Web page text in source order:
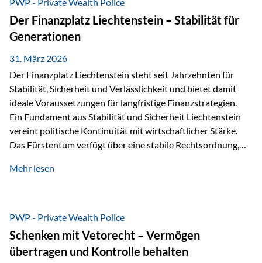
heißt das:Diese Gelder gehören im Konkursfall nicht zur
allgemeinen Konkursmasse, sondern werden ausschließlich
zur Erfüllung…
Der Finanzplatz Liechtenstein – Stabilität für
Generationen
31. März 2026
Der Finanzplatz Liechtenstein steht seit Jahrzehnten für
Stabilität, Sicherheit und Verlässlichkeit und bietet damit
ideale Voraussetzungen für langfristige Finanzstrategien.
Ein Fundament aus Stabilität und Sicherheit Liechtenstein
vereint politische Kontinuität mit wirtschaftlicher Stärke.
Das Fürstentum verfügt über eine stabile Rechtsordnung,
monarchischen Elementen basiert. Diese Struktur schafft
und Unternehmen. Ein wesentliches Merkmal ist die
Staatsfinanzierung: Liechtenstein weist keine
Staatsschulden auf, und der Schutz der wirtschaftlichen
Interessen der Bevölkerung ist in der Verfassung verankert.
Mehr lesen
PWP - Private Wealth Police
Schenken mit Vetorecht – Vermögen
übertragen und Kontrolle behalten